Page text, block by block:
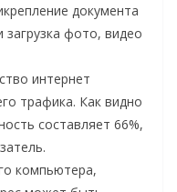
документа
загрузка фото, видео
интернет
трафика. Как видно
составляет 66%,
компьютера,